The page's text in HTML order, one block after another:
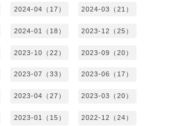
2024-04（17） 2024-03（21）
2024-01（18） 2023-12（25）
2023-10（22） 2023-09（20）
2023-07（33） 2023-06（17）
2023-04（27） 2023-03（20）
2023-01（15） 2022-12（24）